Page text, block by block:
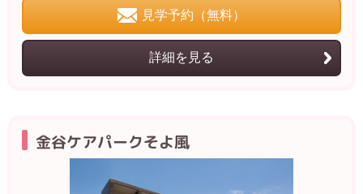
見学予約（無料）
詳細を見る
金谷ケアパークそよ風